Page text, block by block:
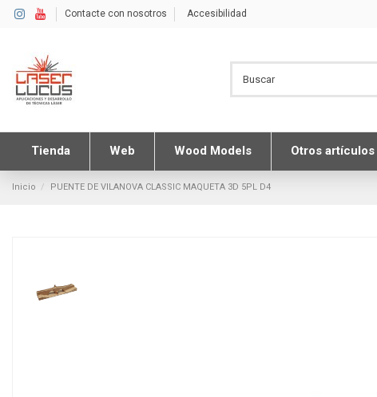
Contacte con nosotros Accesibilidad
Tienda Web Wood Models Otros artículos
Inicio PUENTE DE VILANOVA CLASSIC MAQUETA 3D 5PL D4